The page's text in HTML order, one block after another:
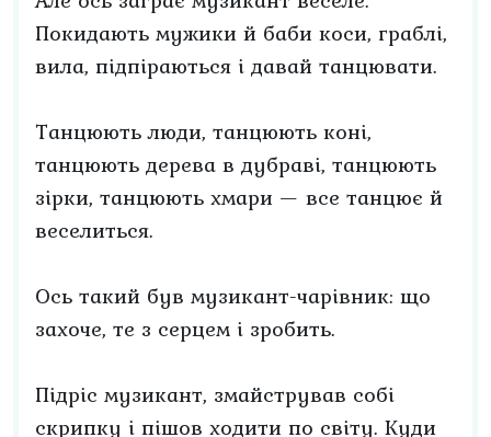
Покидають мужики й баби коси, граблі,
вила, підпіраються і давай танцювати.
Танцюють люди, танцюють коні,
танцюють дерева в дубраві, танцюють
зірки, танцюють хмари — все танцює й
веселиться.
Ось такий був музикант-чарівник: що
захоче, те з серцем і зробить.
Підріс музикант, змайстрував собі
скрипку і пішов ходити по світу. Куди